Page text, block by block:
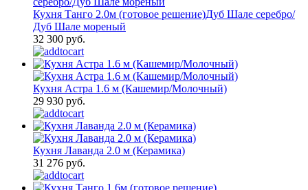
Кухня Танго 2.0м (готовое решение)Дуб Шале серебро/
Дуб Шале мореный
32 300 руб.
Кухня Астра 1.6 м (Кашемир/Молочный)
29 930 руб.
Кухня Лаванда 2.0 м (Керамика)
31 276 руб.